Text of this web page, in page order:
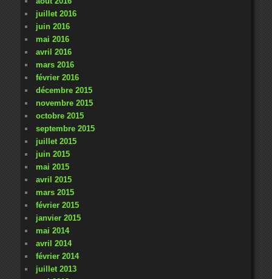
juillet 2016
juin 2016
mai 2016
avril 2016
mars 2016
février 2016
décembre 2015
novembre 2015
octobre 2015
septembre 2015
juillet 2015
juin 2015
mai 2015
avril 2015
mars 2015
février 2015
janvier 2015
mai 2014
avril 2014
février 2014
juillet 2013